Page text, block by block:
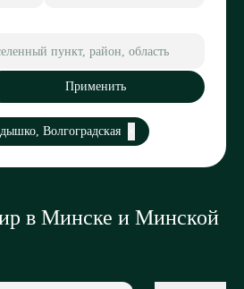
Применить
Волгоградская
в Минске и Минской